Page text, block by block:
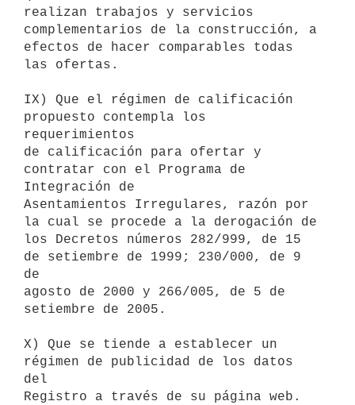
realizan trabajos y servicios
complementarios de la construcción, a
efectos de hacer comparables todas
las ofertas.
IX) Que el régimen de calificación
propuesto contempla los
requerimientos
de calificación para ofertar y
contratar con el Programa de
Integración de
Asentamientos Irregulares, razón por
la cual se procede a la derogación de
los Decretos números 282/999, de 15
de setiembre de 1999; 230/000, de 9
de
agosto de 2000 y 266/005, de 5 de
setiembre de 2005.
X) Que se tiende a establecer un
régimen de publicidad de los datos
del
Registro a través de su página web.